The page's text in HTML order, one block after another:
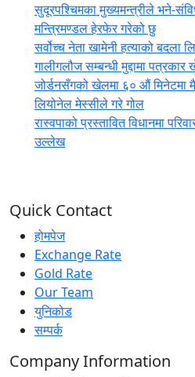
सुदूरपश्चिमका मुख्यमन्त्रीले भने-
मन्त्रिमण्डल हेरफेर गरेको छु
सर्वोच्च नेता खामेनी हत्याको बदला
गालीगलौज सम्बन्धी मुद्दामा
जोर्डनसँगको खेलमा ६० औं मिनेटमा
लियोनेल मेस्सीले गरे गोल
रास्वपाको प्रस्तावित विधानमा
उल्लेख
Quick Contact
होमपेज
Exchange Rate
Gold Rate
Our Team
युनिकोड
सम्पर्क
Company Information